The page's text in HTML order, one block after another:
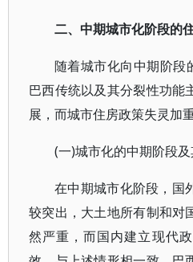
二、中期城市化阶段的
随着城市化向中期阶段
巴西传统以及其分裂性功能
展，而城市住房政策失灵加
(一)城市化的中期阶段
在中期城市化阶段，国
较突出，大土地所有制和对
然严重，而国内建立现代